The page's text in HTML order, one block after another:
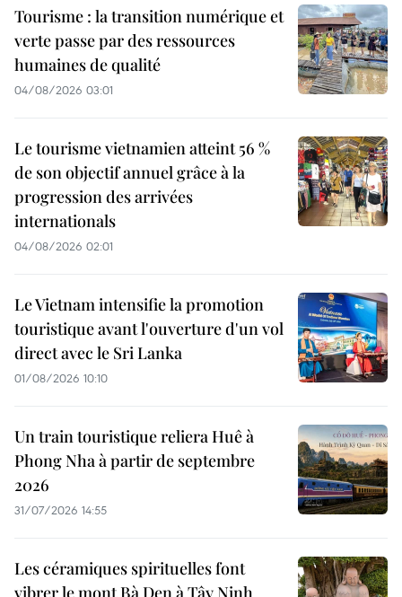
Tourisme : la transition numérique et
verte passe par des ressources
humaines de qualité
04/08/2026 03:01
Le tourisme vietnamien atteint 56 %
de son objectif annuel grâce à la
progression des arrivées
internationals
04/08/2026 02:01
Le Vietnam intensifie la promotion
touristique avant l'ouverture d'un vol
direct avec le Sri Lanka
01/08/2026 10:10
Un train touristique reliera Huê à
Phong Nha à partir de septembre
2026
31/07/2026 14:55
Les céramiques spirituelles font